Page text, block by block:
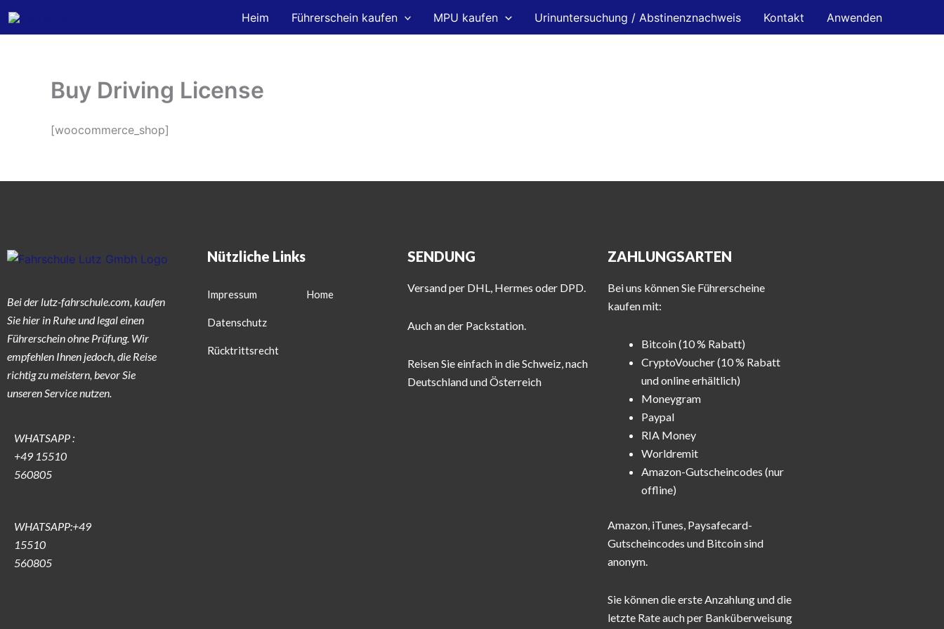
Zum
Inhalt
Heim Führerschein kaufen MPU kaufen Urinuntersuchung / Abstinenznachweis Kontakt Anwenden
Buy Driving License
[woocommerce_shop]
Bei der lutz-fahrschule.com, kaufen
Sie hier in Ruhe und legal einen
Führerschein ohne Prüfung. Wir
empfehlen Ihnen jedoch, die Reise
richtig zu meistern, bevor Sie
unseren Service nutzen.
WHATSAPP :
+49 15510
560805
WHATSAPP:+49
15510
560805
Nützliche Links
Impressum
Datenschutz
Rücktrittsrecht
Home
SENDUNG
Versand per DHL, Hermes oder DPD.
Auch an der Packstation.
Reisen Sie einfach in die Schweiz, nach
Deutschland und Österreich
ZAHLUNGSARTEN
Bei uns können Sie Führerscheine
kaufen mit:
Bitcoin (10 % Rabatt)
CryptoVoucher (10 % Rabatt
und online erhältlich)
Moneygram
Paypal
RIA Money
Worldremit
Amazon-Gutscheincodes (nur
offline)
Amazon, iTunes, Paysafecard-
Gutscheincodes und Bitcoin sind
anonym.
Sie können die erste Anzahlung und die
letzte Rate auch per Banküberweisung